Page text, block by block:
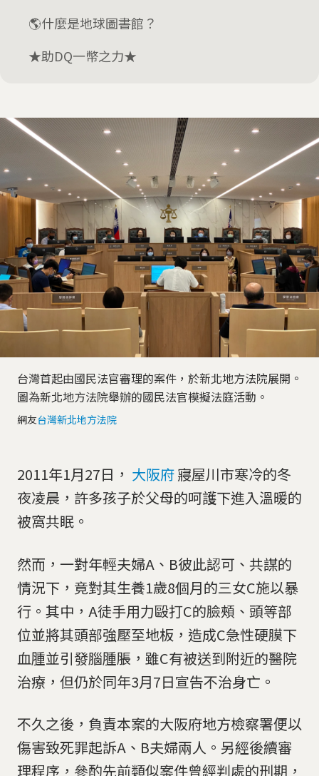
🌎什麼是地球圖書館？
★助DQ一幣之力★
台灣首起由國民法官審理的案件，於新北地方法院展開。
圖為新北地方法院舉辦的國民法官模擬法庭活動。
網友台灣新北地方法院
2011年1月27日， 大阪府寢屋川市寒冷的冬
夜凌晨，許多孩子於父母的呵護下進入溫暖的
被窩共眠。
然而，一對年輕夫婦A、B彼此認可、共謀的
情況下，竟對其生養1歲8個月的三女C施以暴
行。其中，A徒手用力毆打C的臉頰、頭等部
位並將其頭部強壓至地板，造成C急性硬膜下
血腫並引發腦腫脹，雖C有被送到附近的醫院
治療，但仍於同年3月7日宣告不治身亡。
不久之後，負責本案的大阪府地方檢察署便以
傷害致死罪起訴A、B夫婦兩人。另經後續審
理程序，參酌先前類似案件曾經判處的刑期，